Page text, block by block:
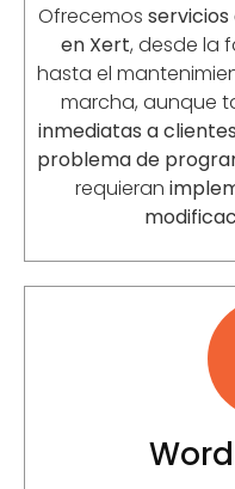
Ofrecemos
en Xert, desde la
hasta el
marcha, aunque
inmediatas a clientes
problema de
requieran